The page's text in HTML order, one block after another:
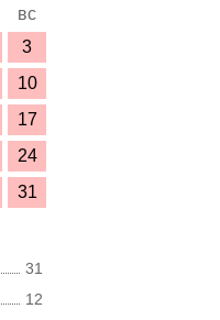
вс
3
10
17
24
31
31
12